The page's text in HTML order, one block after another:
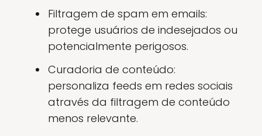
Filtragem de spam em emails:
protege usuários de indesejados ou
potencialmente perigosos.
Curadoria de conteúdo:
personaliza feeds em redes sociais
através da filtragem de conteúdo
menos relevante.